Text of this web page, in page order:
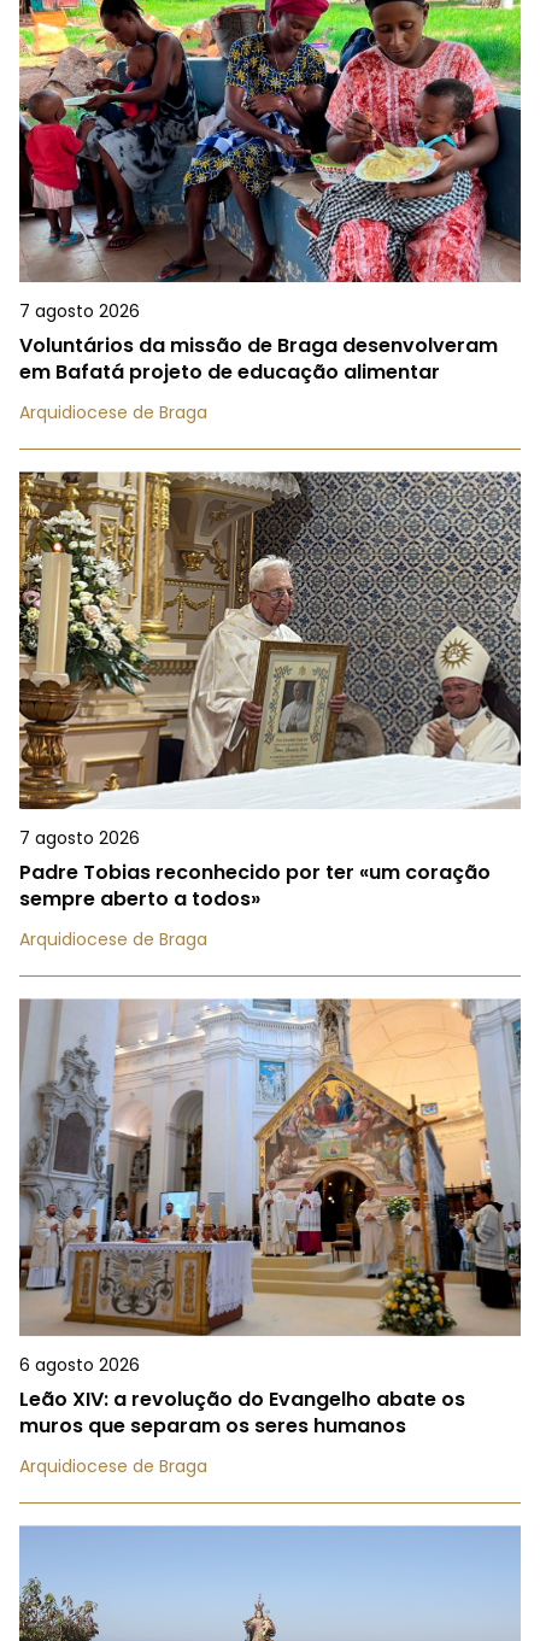
7 agosto 2026
Voluntários da missão de Braga desenvolveram
em Bafatá projeto de educação alimentar
Arquidiocese de Braga
7 agosto 2026
Padre Tobias reconhecido por ter «um coração
sempre aberto a todos»
Arquidiocese de Braga
6 agosto 2026
Leão XIV: a revolução do Evangelho abate os
muros que separam os seres humanos
Arquidiocese de Braga